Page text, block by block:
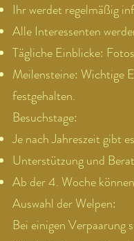
Ihr werdet regelmäßig
Alle Interessenten
Tägliche Einblicke:
Meilensteine: Wichtige
festgehalten.
Besuchstage:
Je nach Jahreszeit gibt
Unterstützung und
Ab der 4. Woche
Auswahl der Welpen:
Bei einigen Verpaarung